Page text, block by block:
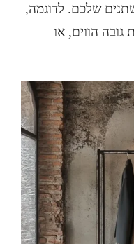
שלכם. לדוגמה,
גובה הווים, או